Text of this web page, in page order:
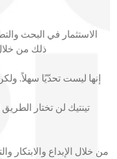
الاستثمار في البحث
ذلك من
إنها ليست تحدّيًا سهلاً.
تينتيك لن تختار
من خلال الإبداع والابتكار